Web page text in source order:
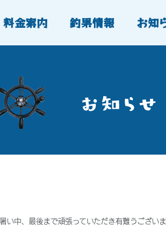
料金案内 釣果情報 お知
い中、最後まで頑張っていただき有難うござい